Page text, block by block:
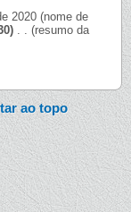
2020 (nome de
(resumo da
ao topo